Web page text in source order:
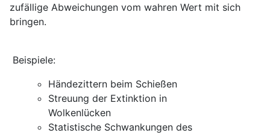
zufällige Abweichungen vom wahren Wert mit sich
bringen.
Beispiele:
Händezittern beim Schießen
Streuung der Extinktion in
Wolkenlücken
Statistische Schwankungen des